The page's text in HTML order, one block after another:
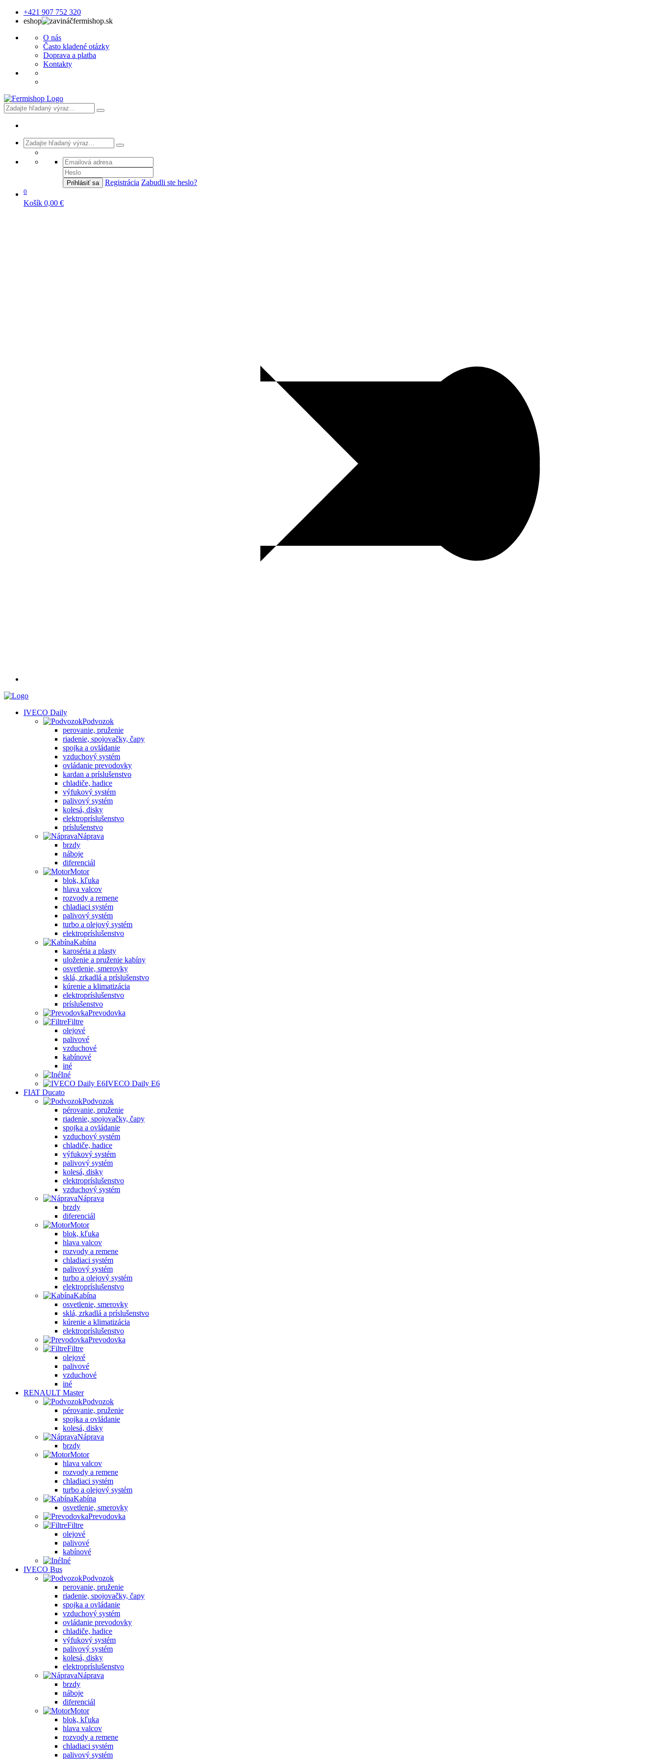
+421 907 752 320
eshop
fermishop.sk
O nás
Často kladené otázky
Doprava a platba
Kontakty
Prihlásiť sa Registrácia Zabudli ste heslo?
0
Košík 0,00 €
IVECO Daily
Podvozok
perovanie, pruženie
riadenie, spojovačky, čapy
spojka a ovládanie
vzduchový systém
ovládanie prevodovky
kardan a príslušenstvo
chladiče, hadice
výfukový systém
palivový systém
kolesá, disky
elektropríslušenstvo
príslušenstvo
Náprava
brzdy
náboje
diferenciál
Motor
blok, kľuka
hlava valcov
rozvody a remene
chladiaci systém
palivový systém
turbo a olejový systém
elektropríslušenstvo
Kabína
karoséria a plasty
uloženie a pruženie kabíny
osvetlenie, smerovky
sklá, zrkadlá a príslušenstvo
kúrenie a klimatizácia
elektropríslušenstvo
príslušenstvo
Prevodovka
Filtre
olejové
palivové
vzduchové
kabínové
iné
Iné
IVECO Daily E6
FIAT Ducato
Podvozok
pérovanie, pruženie
riadenie, spojovačky, čapy
spojka a ovládanie
vzduchový systém
chladiče, hadice
výfukový systém
palivový systém
kolesá, disky
elektropríslušenstvo
vzduchový systém
Náprava
brzdy
diferenciál
Motor
blok, kľuka
hlava valcov
rozvody a remene
chladiaci systém
palivový systém
turbo a olejový systém
elektropríslušenstvo
Kabína
osvetlenie, smerovky
sklá, zrkadlá a príslušenstvo
kúrenie a klimatizácia
elektropríslušenstvo
Prevodovka
Filtre
olejové
palivové
vzduchové
iné
RENAULT Master
Podvozok
pérovanie, pruženie
spojka a ovládanie
kolesá, disky
Náprava
brzdy
Motor
hlava valcov
rozvody a remene
chladiaci systém
turbo a olejový systém
Kabína
osvetlenie, smerovky
Prevodovka
Filtre
olejové
palivové
kabínové
Iné
IVECO Bus
Podvozok
perovanie, pruženie
riadenie, spojovačky, čapy
spojka a ovládanie
vzduchový systém
ovládanie prevodovky
chladiče, hadice
výfukový systém
palivový systém
kolesá, disky
elektropríslušenstvo
Náprava
brzdy
náboje
diferenciál
Motor
blok, kľuka
hlava valcov
rozvody a remene
chladiaci systém
palivový systém